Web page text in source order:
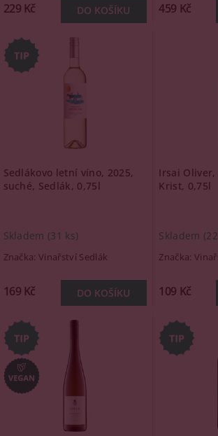
229 Kč 459 Kč
Sedlákovo letní víno, 2025,
suché, Sedlák, 0,75l
Skladem (31 ks)
Značka:Vinařství Sedlák
169 Kč
Irsai
Krist, 0,75l
Skladem
Značka:
109 Kč